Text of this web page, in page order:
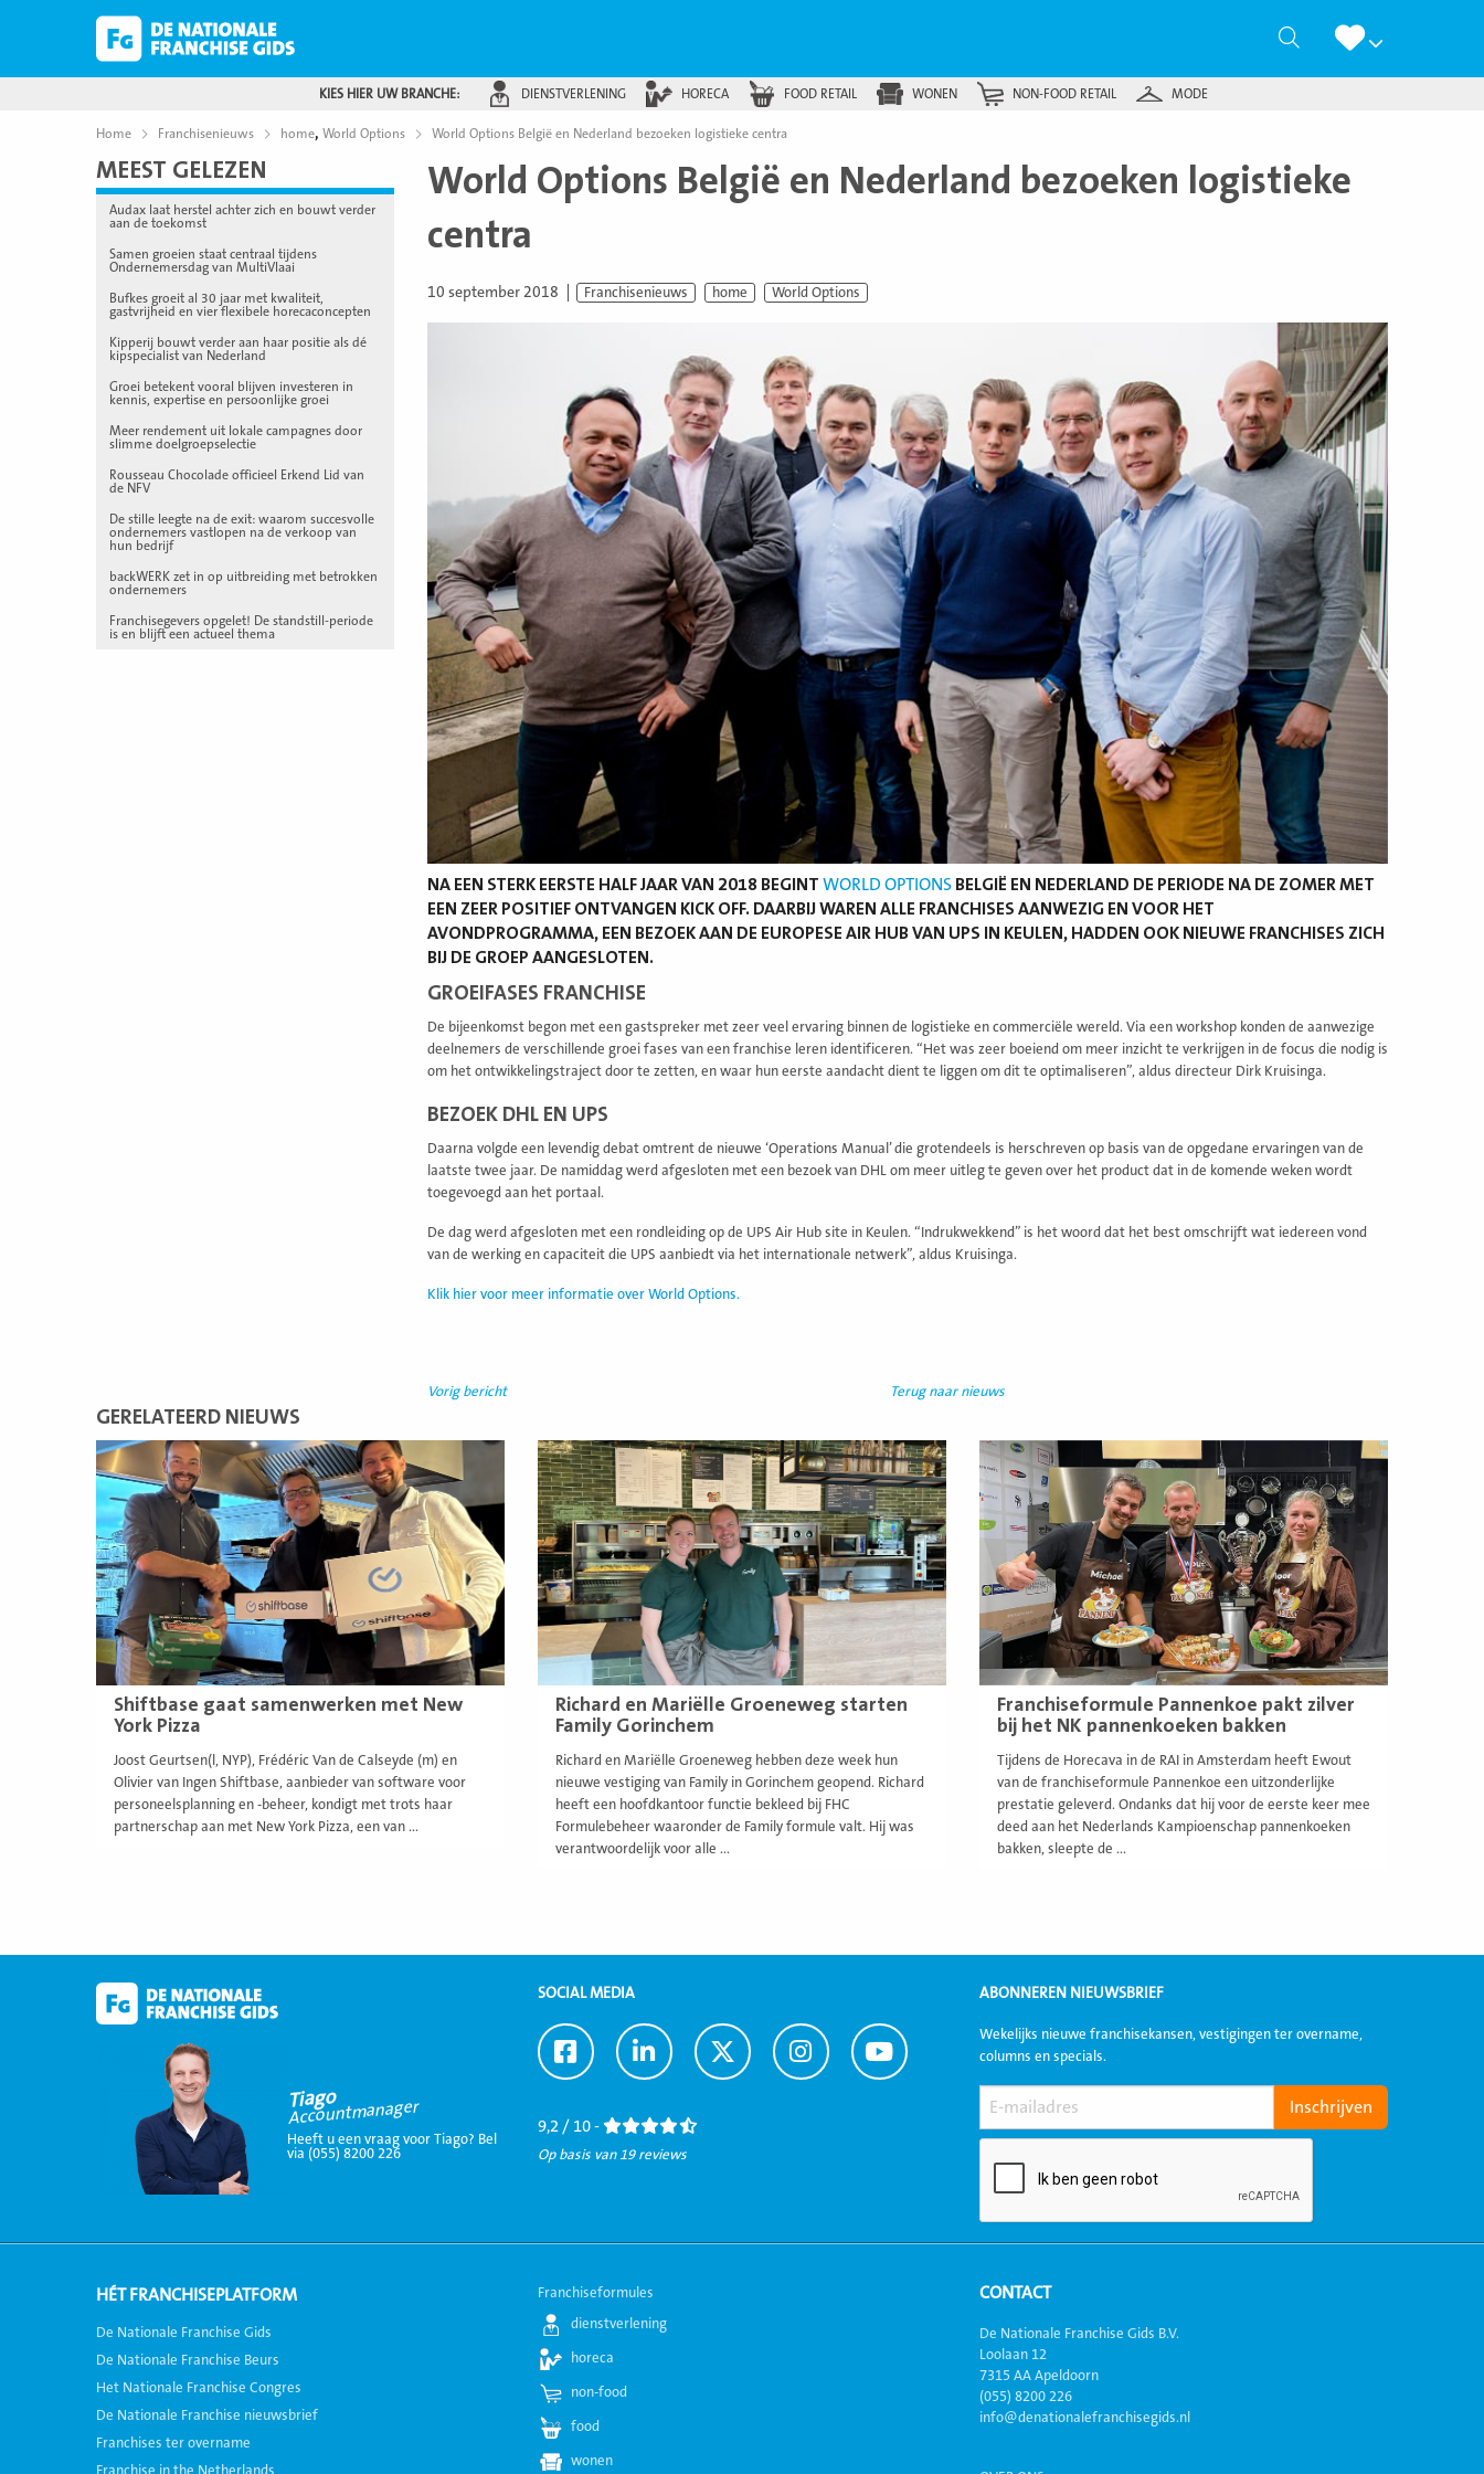
Zoeken
KIES HIER UW BRANCHE: DIENSTVERLENING HORECA FOOD RETAIL WONEN NON-FOOD RETAIL MODE
Home Franchisenieuws home, World Options World Options België en Nederland bezoeken logistieke centra
MEEST GELEZEN
Audax laat herstel achter zich en bouwt verder
aan de toekomst
Samen groeien staat centraal tijdens
Ondernemersdag van MultiVlaai
Bufkes groeit al 30 jaar met kwaliteit,
gastvrijheid en vier flexibele horecaconcepten
Kipperij bouwt verder aan haar positie als dé
kipspecialist van Nederland
Groei betekent vooral blijven investeren in
kennis, expertise en persoonlijke groei
Meer rendement uit lokale campagnes door
slimme doelgroepselectie
Rousseau Chocolade officieel Erkend Lid van
de NFV
De stille leegte na de exit: waarom succesvolle
ondernemers vastlopen na de verkoop van
hun bedrijf
backWERK zet in op uitbreiding met betrokken
ondernemers
Franchisegevers opgelet! De standstill-periode
is en blijft een actueel thema
World Options België en Nederland bezoeken logistieke
centra
10 september 2018 Franchisenieuws home World Options
NA EEN STERK EERSTE HALF JAAR VAN 2018 BEGINT WORLD OPTIONS BELGIË EN NEDERLAND DE PERIODE NA DE ZOMER MET
EEN ZEER POSITIEF ONTVANGEN KICK OFF. DAARBIJ WAREN ALLE FRANCHISES AANWEZIG EN VOOR HET
AVONDPROGRAMMA, EEN BEZOEK AAN DE EUROPESE AIR HUB VAN UPS IN KEULEN, HADDEN OOK NIEUWE FRANCHISES ZICH
BIJ DE GROEP AANGESLOTEN.
GROEIFASES FRANCHISE
De bijeenkomst begon met een gastspreker met zeer veel ervaring binnen de logistieke en commerciële wereld. Via een workshop konden de aanwezige
deelnemers de verschillende groei fases van een franchise leren identificeren. “Het was zeer boeiend om meer inzicht te verkrijgen in de focus die nodig is
om het ontwikkelingstraject door te zetten, en waar hun eerste aandacht dient te liggen om dit te optimaliseren”, aldus directeur Dirk Kruisinga.
BEZOEK DHL EN UPS
Daarna volgde een levendig debat omtrent de nieuwe ‘Operations Manual’ die grotendeels is herschreven op basis van de opgedane ervaringen van de
laatste twee jaar. De namiddag werd afgesloten met een bezoek van DHL om meer uitleg te geven over het product dat in de komende weken wordt
toegevoegd aan het portaal.
De dag werd afgesloten met een rondleiding op de UPS Air Hub site in Keulen. “Indrukwekkend” is het woord dat het best omschrijft wat iedereen vond
van de werking en capaciteit die UPS aanbiedt via het internationale netwerk”, aldus Kruisinga.
Klik hier voor meer informatie over World Options.
Vorig bericht Terug naar nieuws
GERELATEERD NIEUWS
Shiftbase gaat samenwerken met New
York Pizza
Joost Geurtsen(l, NYP), Frédéric Van de Calseyde (m) en
Olivier van Ingen Shiftbase, aanbieder van software voor
personeelsplanning en -beheer, kondigt met trots haar
partnerschap aan met New York Pizza, een van ...
Lees
meer
Richard en Mariëlle Groeneweg starten
Family Gorinchem
Richard en Mariëlle Groeneweg hebben deze week hun
nieuwe vestiging van Family in Gorinchem geopend. Richard
heeft een hoofdkantoor functie bekleed bij FHC
Formulebeheer waaronder de Family formule valt. Hij was
verantwoordelijk voor alle ...
Lees
meer
Franchiseformule Pannenkoe pakt zilver
bij het NK pannenkoeken bakken
Tijdens de Horecava in de RAI in Amsterdam heeft Ewout
van de franchiseformule Pannenkoe een uitzonderlijke
prestatie geleverd. Ondanks dat hij voor de eerste keer mee
deed aan het Nederlands Kampioenschap pannenkoeken
bakken, sleepte de ...
Lees
meer
Tiago
Accountmanager
Heeft u een vraag voor Tiago? Bel
via (055) 8200 226
SOCIAL MEDIA
Ga
naar
Ga
naar
Ga
naar
Ga
naar
Ga
naar
9,2 / 10 -
Op basis van 19 reviews
ABONNEREN NIEUWSBRIEF
Wekelijks nieuwe franchisekansen, vestigingen ter overname,
columns en specials.
HÉT FRANCHISEPLATFORM
De Nationale Franchise Gids
De Nationale Franchise Beurs
Het Nationale Franchise Congres
De Nationale Franchise nieuwsbrief
Franchises ter overname
Franchise in the Netherlands
Franchiseformules
dienstverlening
horeca
non-food
food
wonen
CONTACT
De Nationale Franchise Gids B.V.
Loolaan 12
7315 AA Apeldoorn
(055) 8200 226
info@denationalefranchisegids.nl